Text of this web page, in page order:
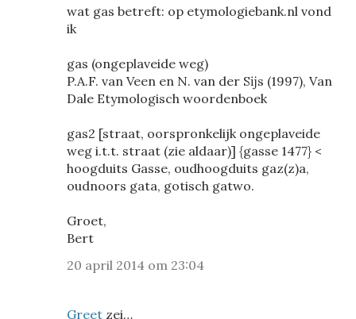
wat gas betreft: op etymologiebank.nl vond
ik
gas (ongeplaveide weg)
P.A.F. van Veen en N. van der Sĳs (1997), Van
Dale Etymologisch woordenboek
gas2 [straat, oorspronkelijk ongeplaveide
weg i.t.t. straat (zie aldaar)] {gasse 1477} <
hoogduits Gasse, oudhoogduits gaz(z)a,
oudnoors gata, gotisch gatwo.
Groet,
Bert
20 april 2014 om 23:04
Greet zei…